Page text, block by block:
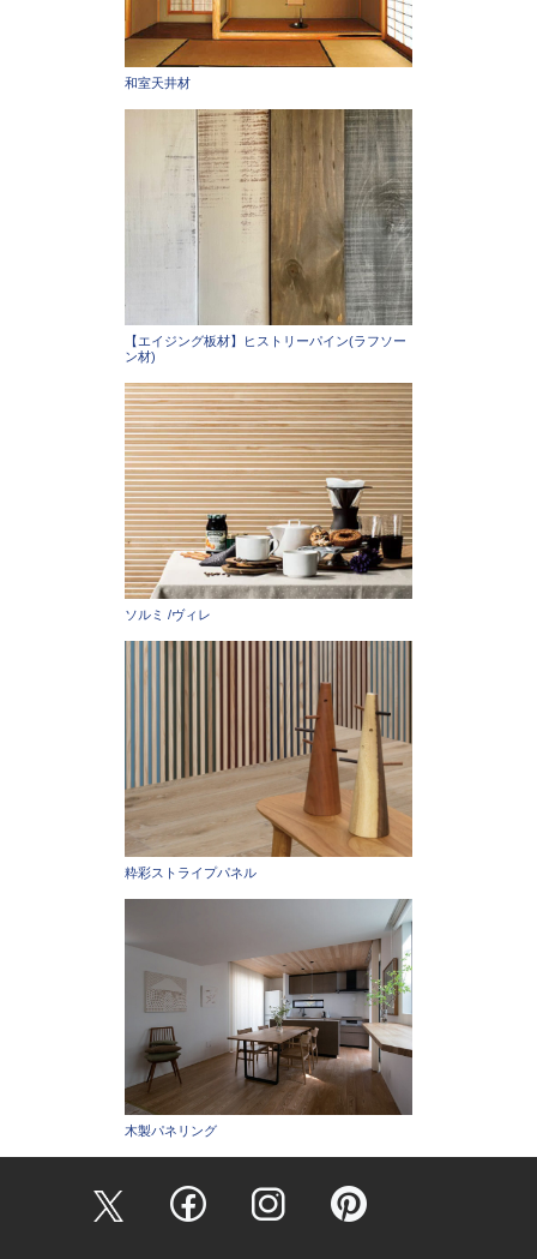
和室天井材
【エイジング板材】ヒストリーパイン(ラフソー
ン材)
ソルミ /ヴィレ
粋彩ストライプパネル
木製パネリング